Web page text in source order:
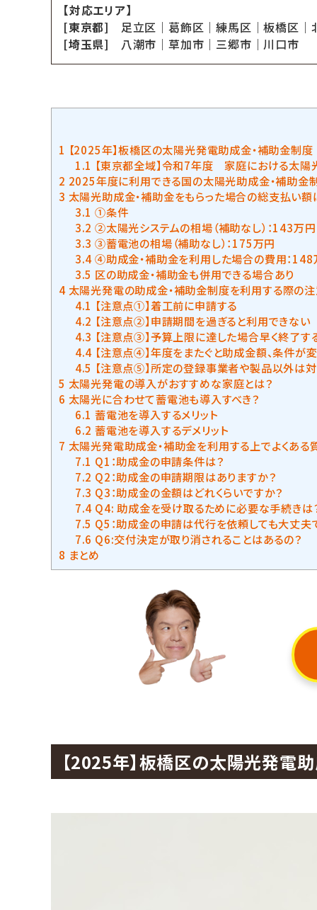
【対応エリア】
[東京都] 足立区｜葛飾区｜練馬区｜板橋区
[埼玉県] 八潮市｜草加市｜三郷市｜川口市
1 【2025年】板橋区の太陽光発電助成金・補助金制度
1.1 【東京都全域】令和7年度 家庭における太陽
2 2025年度に利用できる国の太陽光助成金・補助金
3 太陽光助成金・補助金をもらった場合の総支払い額
3.1 ①条件
3.2 ②太陽光システムの相場（補助なし）：143万円
3.3 ③蓄電池の相場（補助なし）：175万円
3.4④助成金・補助金を利用した場合の費用：148
3.5 区の助成金・補助金も併用できる場合あり
4太陽光発電の助成金・補助金制度を利用する際の
4.1 【注意点①】着工前に申請する
4.2 【注意点②】申請期間を過ぎると利用できない
4.3 【注意点③】予算上限に達した場合早く終了
4.4 【注意点④】年度をまたぐと助成金額、条件が
4.5 【注意点⑤】所定の登録事業者や製品以外は
5 太陽光発電の導入がおすすめな家庭とは？
6 太陽光に合わせて蓄電池も導入すべき？
6.1 蓄電池を導入するメリット
6.2 蓄電池を導入するデメリット
7 太陽光発電助成金・補助金を利用する上でよくある
7.1 Q1：助成金の申請条件は？
7.2 Q2：助成金の申請期限はありますか？
7.3 Q3：助成金の金額はどれくらいですか？
7.4 Q4: 助成金を受け取るために必要な手続きは
7.5 Q5：助成金の申請は代行を依頼しても大丈夫
7.6 Q6:交付決定が取り消されることはあるの？
8 まとめ
【2025年】板橋区の太陽光発電